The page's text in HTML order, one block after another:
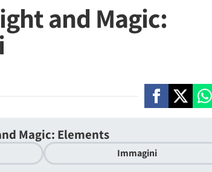
and Magic:
Magic: Elements
Immagini